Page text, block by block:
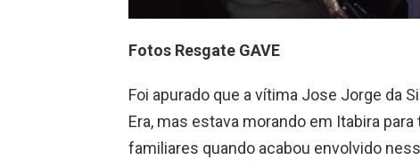
Fotos Resgate GAVE
Foi apurado que a vítima Jose Jorge da
Era, mas estava morando em Itabira
familiares quando acabou envolvido